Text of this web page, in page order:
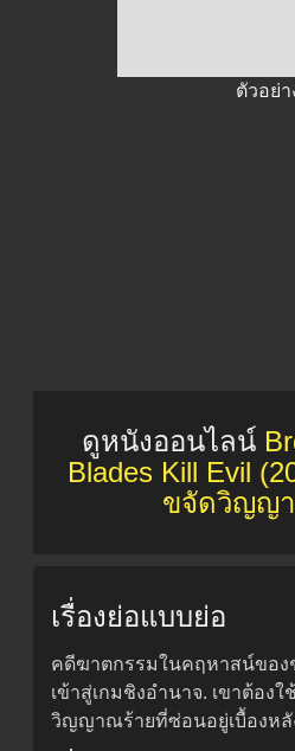
ตัวอย่า
ดูหนังออนไลน์
Blades Kill Evil
ขจัดวิญญ
เรื่องย่อแบบย่อ
คดีฆาตกรรมในคฤหาสน์ขอ
เข้าสู่เกมชิงอำนาจ. เขาต้อง
วิญญาณร้ายที่ซ่อนอยู่เบื้องหลั